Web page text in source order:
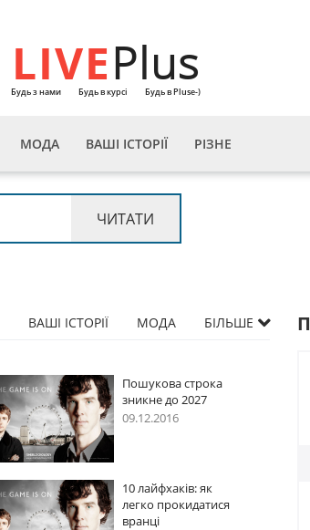
LIVEPlus
Будь з нами Будь в курсі Будь в Pluse-)
МОДА ВАШІ ІСТОРІЇ РІЗНЕ
ВАШІ ІСТОРІЇ МОДА БІЛЬШЕ
Пошукова строка
зникне до 2027
09.12.2016
10 лайфхаків: як
легко прокидатися
вранці